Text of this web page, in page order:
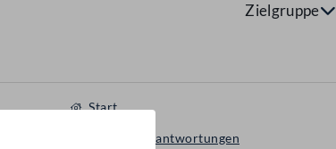
Zielgruppe
Start
Anfragen & Beantwortungen